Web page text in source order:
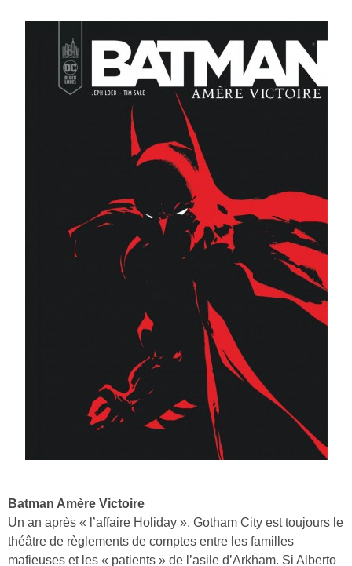
Batman Amère Victoire
Un an après « l’affaire Holiday », Gotham City est toujours le
théâtre de règlements de comptes entre les familles
mafieuses et les « patients » de l’asile d’Arkham. Si Alberto